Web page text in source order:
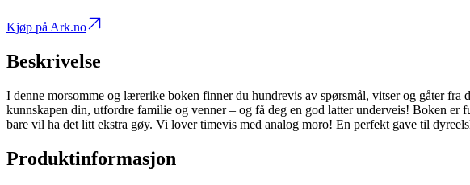
Kjøp på Ark.no
Beskrivelse
I denne morsomme og lærerike boken finner du hundrevis av spørsmål, vitser og gåter
kunnskapen din, utfordre familie og venner – og få deg en god latter underveis! Boken
bare vil ha det litt ekstra gøy. Vi lover timevis med analog moro! En perfekt gave til
Produktinformasjon